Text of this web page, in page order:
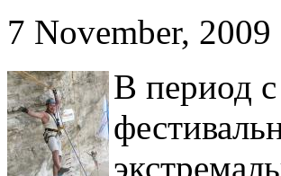
7 November, 2009
В период